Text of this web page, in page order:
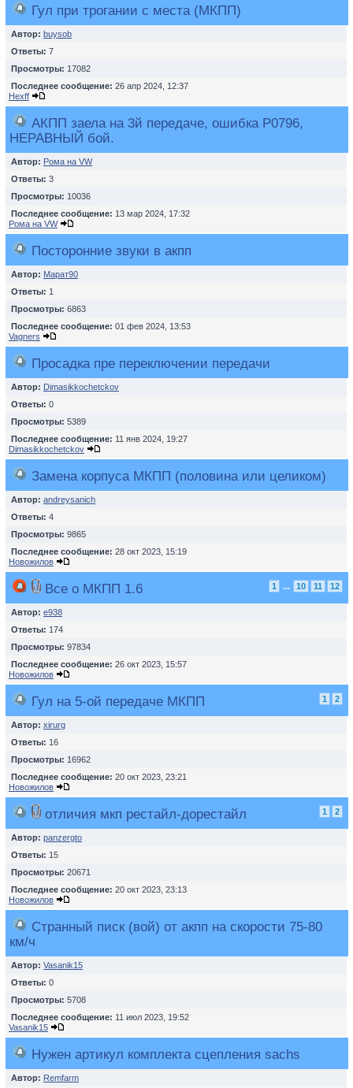
Гул при трогании с места (МКПП)
Автор: buysob
Ответы: 7
Просмотры: 17082
Последнее сообщение: 26 апр 2024, 12:37
Hexff
АКПП заела на 3й передаче, ошибка P0796,
НЕРАВНЫЙ бой.
Автор: Рома на VW
Ответы: 3
Просмотры: 10036
Последнее сообщение: 13 мар 2024, 17:32
Рома на VW
Посторонние звуки в акпп
Автор: Марат90
Ответы: 1
Просмотры: 6863
Последнее сообщение: 01 фев 2024, 13:53
Vagners
Просадка пре переключении передачи
Автор: Dimasikkochetckov
Ответы: 0
Просмотры: 5389
Последнее сообщение: 11 янв 2024, 19:27
Dimasikkochetckov
Замена корпуса МКПП (половина или целиком)
Автор: andreysanich
Ответы: 4
Просмотры: 9865
Последнее сообщение: 28 окт 2023, 15:19
Новожилов
Все о МКПП 1.6 1 ... 10 11 12
Автор: e938
Ответы: 174
Просмотры: 97834
Последнее сообщение: 26 окт 2023, 15:57
Новожилов
Гул на 5-ой передаче МКПП 1 2
Автор: xirurg
Ответы: 16
Просмотры: 16962
Последнее сообщение: 20 окт 2023, 23:21
Новожилов
отличия мкп рестайл-дорестайл 1 2
Автор: panzergto
Ответы: 15
Просмотры: 20671
Последнее сообщение: 20 окт 2023, 23:13
Новожилов
Странный писк (вой) от акпп на скорости 75-80
км/ч
Автор: Vasanik15
Ответы: 0
Просмотры: 5708
Последнее сообщение: 11 июл 2023, 19:52
Vasanik15
Нужен артикул комплекта сцепления sachs
Автор: Remfarm